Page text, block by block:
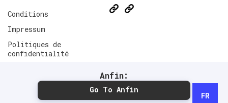
Anfin:
Go To Anfin
Conditions
Impressum
Politiques de
confidentialité
FR